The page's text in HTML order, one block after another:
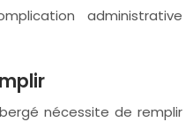
administrative
nécessite de remplir